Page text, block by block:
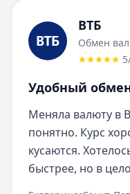
ВТБ
Обмен
5
Удобный
Меняла валюту в
понятно. Курс
кусаются.
быстрее, но в